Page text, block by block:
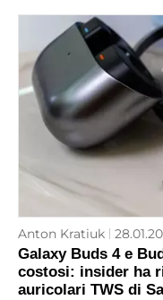
Anton Kratiuk
Galaxy Buds 4 e
costosi: insider ha
auricolari TWS di